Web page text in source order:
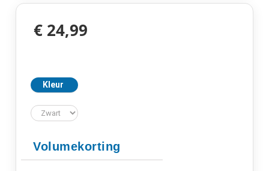
€ 24,99
Kleur
Volumekorting